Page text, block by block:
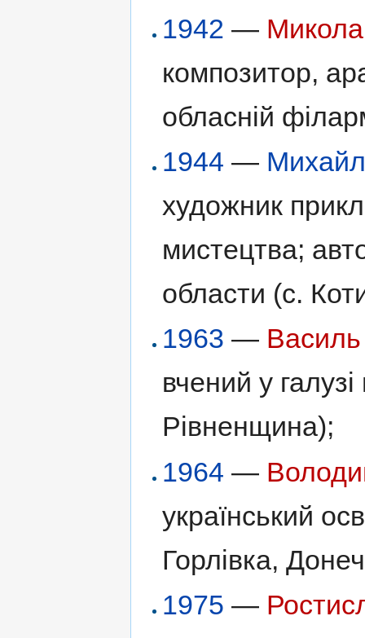
1942 —
композитор,
обласній
1944 —
художник
мистецтва;
области (с.
1963 —
вчений у
Рівненщина);
1964 —
український
Горлівка,
1975 —